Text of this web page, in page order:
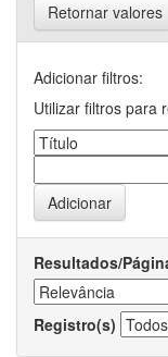
Retornar valores
Adicionar filtros:
Utilizar filtros para
Resultados/
Registro(s)